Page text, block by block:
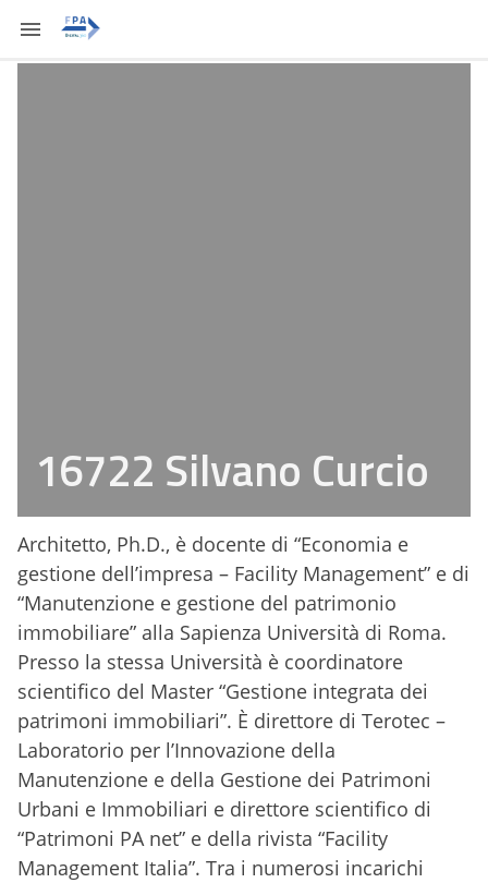
16722 Silvano Curcio
Architetto, Ph.D., è docente di “Economia e
gestione dell’impresa – Facility Management” e di
“Manutenzione e gestione del patrimonio
immobiliare” alla Sapienza Università di Roma.
Presso la stessa Università è coordinatore
scientifico del Master “Gestione integrata dei
patrimoni immobiliari”. È direttore di Terotec –
Laboratorio per l’Innovazione della
Manutenzione e della Gestione dei Patrimoni
Urbani e Immobiliari e direttore scientifico di
“Patrimoni PA net” e della rivista “Facility
Management Italia”. Tra i numerosi incarichi